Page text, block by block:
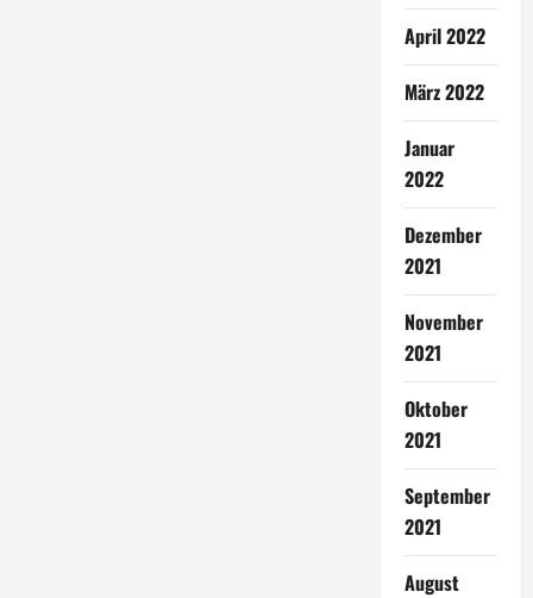
April 2022
März 2022
Januar
2022
Dezember
2021
November
2021
Oktober
2021
September
2021
August